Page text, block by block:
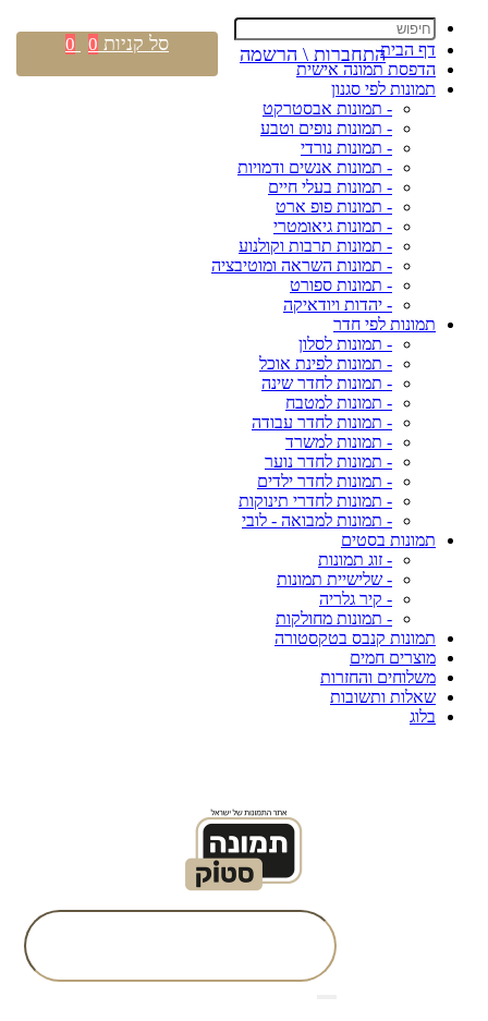
דף הבית
הדפסת תמונה אישית
תמונות לפי סגנון
- תמונות אבסטרקט
- תמונות נופים וטבע
- תמונות נורדי
- תמונות אנשים ודמויות
- תמונות בעלי חיים
- תמונות פופ ארט
- תמונות גיאומטרי
- תמונות תרבות וקולנוע
- תמונות השראה ומוטיבציה
- תמונות ספורט
- יהדות ויודאיקה
תמונות לפי חדר
- תמונות לסלון
- תמונות לפינת אוכל
- תמונות לחדר שינה
- תמונות למטבח
- תמונות לחדר עבודה
- תמונות למשרד
- תמונות לחדר נוער
- תמונות לחדר ילדים
- תמונות לחדרי תינוקות
- תמונות למבואה - לובי
תמונות בסטים
- זוג תמונות
- שלישיית תמונות
- קיר גלריה
- תמונות מחולקות
תמונות קנבס בטקסטורה
מוצרים חמים
משלוחים והחזרות
שאלות ותשובות
בלוג
התחברות \ הרשמה סל קניות 0
0